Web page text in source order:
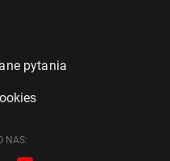
pytania
NAS: